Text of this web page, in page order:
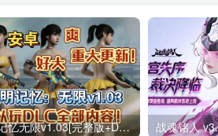
光明记忆无限v1.03[完整版+DLC+mod版]Steam移植